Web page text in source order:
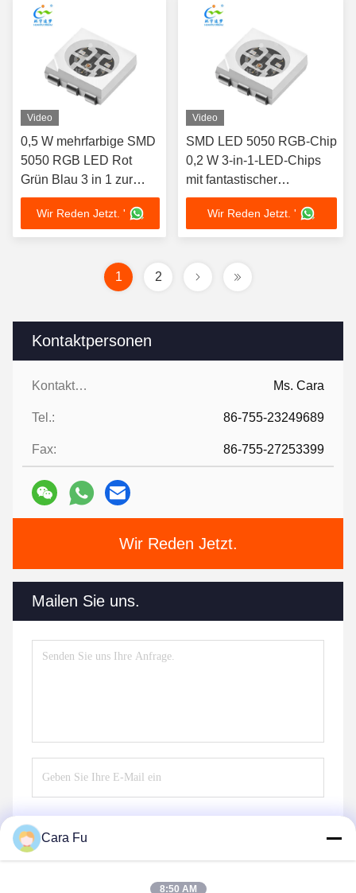
Kontaktpersonen
Kontaktpersonen: Ms. Cara
Tel.: 86-755-23249689
Fax: 86-755-27253399
Wir Reden Jetzt.
Mailen Sie uns.
Video
0,5 W mehrfarbige SMD
5050 RGB LED Rot
Grün Blau 3 in 1 zur
Dekoration
Wir Reden Jetzt. '
Video
SMD LED 5050 RGB-Chip
0,2 W 3-in-1-LED-Chips
mit fantastischer
Farbmischung
Wir Reden Jetzt. '
1 2
Cara Fu
8:50 AM